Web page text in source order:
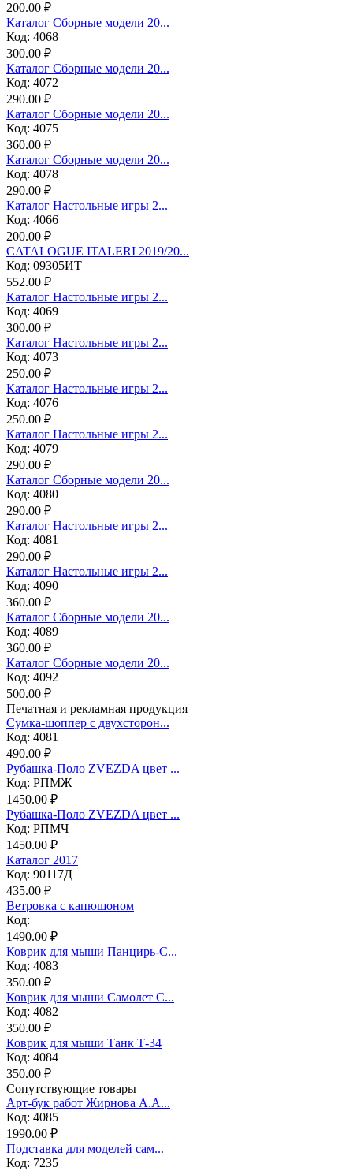
200.00 ₽
Каталог Сборные модели 20...
Код: 4068
300.00 ₽
Каталог Сборные модели 20...
Код: 4072
290.00 ₽
Каталог Сборные модели 20...
Код: 4075
360.00 ₽
Каталог Сборные модели 20...
Код: 4078
290.00 ₽
Каталог Настольные игры 2...
Код: 4066
200.00 ₽
CATALOGUE ITALERI 2019/20...
Код: 09305ИТ
552.00 ₽
Каталог Настольные игры 2...
Код: 4069
300.00 ₽
Каталог Настольные игры 2...
Код: 4073
250.00 ₽
Каталог Настольные игры 2...
Код: 4076
250.00 ₽
Каталог Настольные игры 2...
Код: 4079
290.00 ₽
Каталог Сборные модели 20...
Код: 4080
290.00 ₽
Каталог Настольные игры 2...
Код: 4081
290.00 ₽
Каталог Настольные игры 2...
Код: 4090
360.00 ₽
Каталог Сборные модели 20...
Код: 4089
360.00 ₽
Каталог Сборные модели 20...
Код: 4092
500.00 ₽
Печатная и рекламная продукция
Сумка-шоппер с двухсторон...
Код: 4081
490.00 ₽
Рубашка-Поло ZVEZDA цвет ...
Код: РПМЖ
1450.00 ₽
Рубашка-Поло ZVEZDA цвет ...
Код: РПМЧ
1450.00 ₽
Каталог 2017
Код: 90117Д
435.00 ₽
Ветровка с капюшоном
Код:
1490.00 ₽
Коврик для мыши Панцирь-С...
Код: 4083
350.00 ₽
Коврик для мыши Самолет С...
Код: 4082
350.00 ₽
Коврик для мыши Танк Т-34
Код: 4084
350.00 ₽
Сопутствующие товары
Арт-бук работ Жирнова А.А...
Код: 4085
1990.00 ₽
Подставка для моделей сам...
Код: 7235